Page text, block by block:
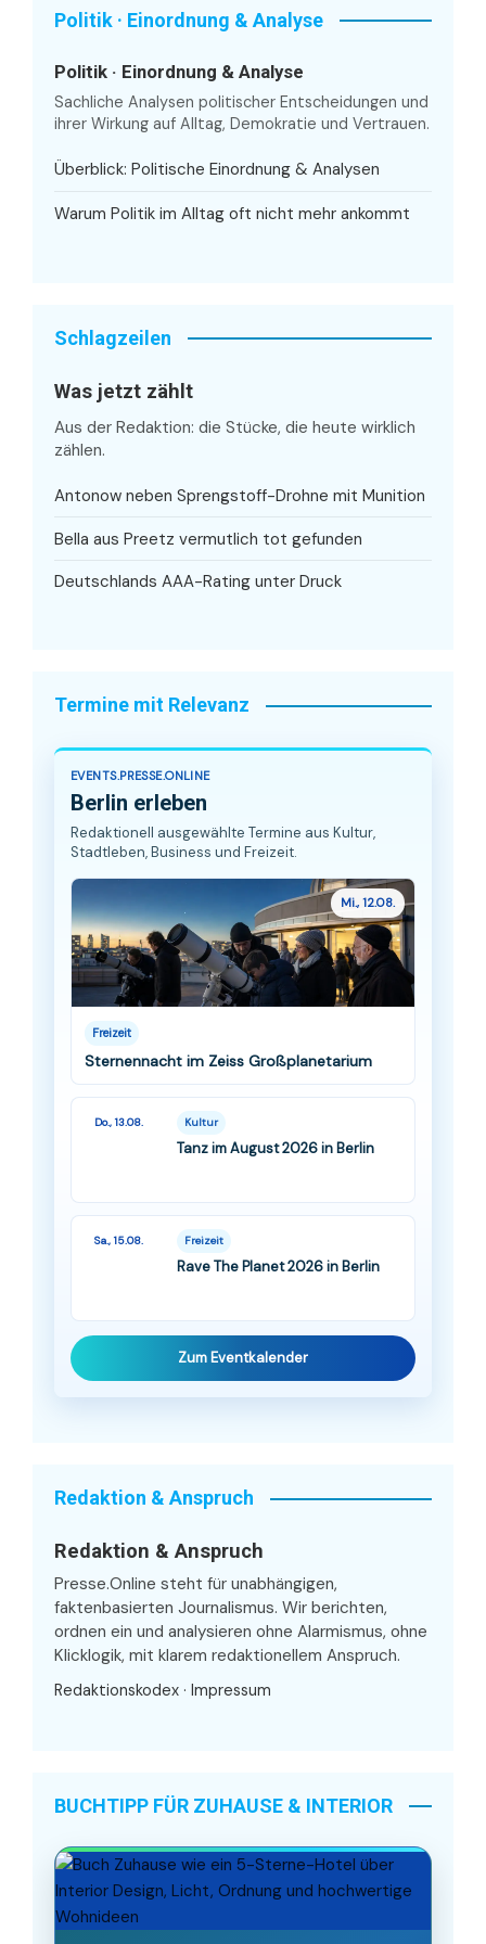
Politik · Einordnung & Analyse
Politik · Einordnung & Analyse
Sachliche Analysen politischer Entscheidungen und
ihrer Wirkung auf Alltag, Demokratie und Vertrauen.
Überblick: Politische Einordnung & Analysen
Warum Politik im Alltag oft nicht mehr ankommt
Schlagzeilen
Was jetzt zählt
Aus der Redaktion: die Stücke, die heute wirklich
zählen.
Antonow neben Sprengstoff-Drohne mit Munition
Bella aus Preetz vermutlich tot gefunden
Deutschlands AAA-Rating unter Druck
Termine mit Relevanz
EVENTS.PRESSE.ONLINE
Berlin erleben
Redaktionell ausgewählte Termine aus Kultur,
Stadtleben, Business und Freizeit.
Mi., 12.08.
Freizeit
Sternennacht im Zeiss Großplanetarium
Do., 13.08. Kultur
Tanz im August 2026 in Berlin
Sa., 15.08. Freizeit
Rave The Planet 2026 in Berlin
Zum Eventkalender
Redaktion & Anspruch
Redaktion & Anspruch
Presse.Online steht für unabhängigen,
faktenbasierten Journalismus. Wir berichten,
ordnen ein und analysieren ohne Alarmismus, ohne
Klicklogik, mit klarem redaktionellem Anspruch.
Redaktionskodex · Impressum
BUCHTIPP FÜR ZUHAUSE & INTERIOR